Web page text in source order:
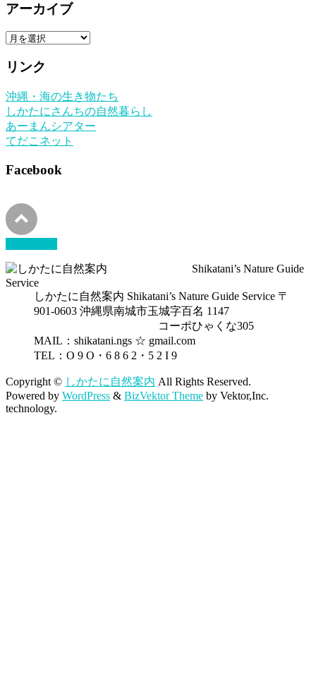
アーカイブ
ア
カ
ブ
リンク
沖縄・海の生き物たち
しかたにさんちの自然暮らし
あーまんシアター
てだこネット
Facebook
しかたに自然案内 Shikatani’s Nature Guide Service 〒
901-0603 沖縄県南城市玉城字百名 1147
コーポひゃくな305
MAIL：shikatani.ngs ☆ gmail.com
TEL：O 9 O・6 8 6 2・5 2 I 9
Copyright © しかたに自然案内 All Rights Reserved.
Powered by WordPress & BizVektor Theme by Vektor,Inc.
technology.